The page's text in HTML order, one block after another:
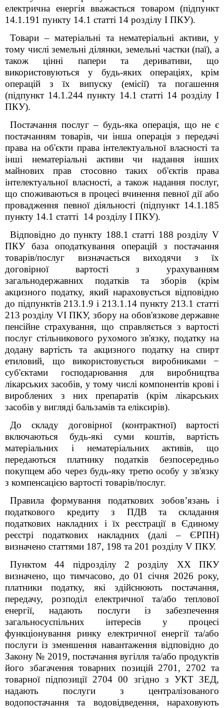
електрична енергія вважається товаром (підпункт
14.1.191 пункту 14.1 статті 14 розділу І ПКУ).
Товари – матеріальні та нематеріальні активи, у
тому числі земельні ділянки, земельні частки (паї), а
також цінні папери та деривативи, що
використовуються у будь-яких операціях, крім
операцій з їх випуску (емісії) та погашення
(підпункт 14.1.244 пункту 14.1 статті 14 розділу І
ПКУ).
Постачання послуг – будь-яка операція, що не є
постачанням товарів, чи інша операція з передачі
права на об'єкти права інтелектуальної власності та
інші нематеріальні активи чи надання інших
майнових прав стосовно таких об'єктів права
інтелектуальної власності, а також надання послуг,
що споживаються в процесі вчинення певної дії або
провадження певної діяльності (підпункт 14.1.185
пункту 14.1 статті 14 розділу І ПКУ).
Відповідно до пункту 188.1 статті 188 розділу V
ПКУ база оподаткування операцій з постачання
товарів/послуг визначається виходячи з їх
договірної вартості з урахуванням
загальнодержавних податків та зборів (крім
акцизного податку, який нараховується відповідно
до підпунктів 213.1.9 і 213.1.14 пункту 213.1 статті
213 розділу VI ПКУ, збору на обов'язкове державне
пенсійне страхування, що справляється з вартості
послуг стільникового рухомого зв'язку, податку на
додану вартість та акцизного податку на спирт
етиловий, що використовується виробниками −
суб'єктами господарювання для виробництва
лікарських засобів, у тому числі компонентів крові і
вироблених з них препаратів (крім лікарських
засобів у вигляді бальзамів та еліксирів).
До складу договірної (контрактної) вартості
включаються будь-які суми коштів, вартість
матеріальних і нематеріальних активів, що
передаються платнику податків безпосередньо
покупцем або через будь-яку третю особу у зв'язку
з компенсацією вартості товарів/послуг.
Правила формування податкових зобов’язань і
податкового кредиту з ПДВ та складання
податкових накладних і їх реєстрації в Єдиному
реєстрі податкових накладних (далі – ЄРПН)
визначено статтями 187, 198 та 201 розділу V ПКУ.
Пунктом 44 підрозділу 2 розділу ХХ ПКУ
визначено, що тимчасово, до 01 січня 2026 року,
платники податку, які здійснюють постачання,
передачу, розподіл електричної та/або теплової
енергії, надають послуги із забезпечення
загальносуспільних інтересів у процесі
функціонування ринку електричної енергії та/або
послуги із зменшення навантаження відповідно до
Закону № 2019, постачання вугілля та/або продуктів
його збагачення товарних позицій 2701, 2702 та
товарної підпозиції 2704 00 згідно з УКТ ЗЕД,
надають послуги з централізованого
водопостачання та водовідведення, нараховують